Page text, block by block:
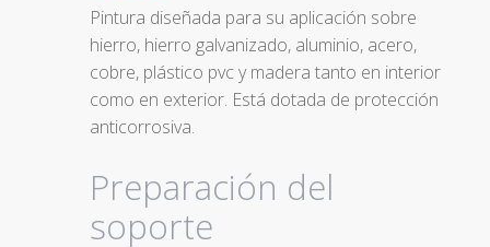
Pintura diseñada para su aplicación sobre
hierro, hierro galvanizado, aluminio, acero,
cobre, plástico pvc y madera tanto en interior
como en exterior. Está dotada de protección
anticorrosiva.
Preparación del
soporte